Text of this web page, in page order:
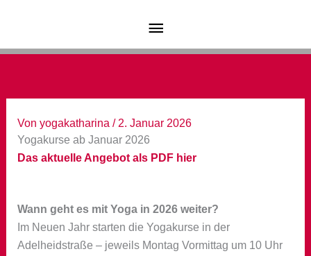
Hauptmenü
Von yogakatharina / 2. Januar 2026
Yogakurse ab Januar 2026
Das aktuelle Angebot als PDF hier
Wann geht es mit Yoga in 2026 weiter?
Im Neuen Jahr starten die Yogakurse in der
Adelheidstraße – jeweils Montag Vormittag um 10 Uhr